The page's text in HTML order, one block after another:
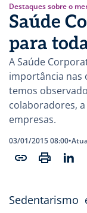
Destaques sobre o
Saúde
para
A Saúde
importância nas
temos
colaboradores,
empresas.
03/01/2015 08:00•
Sedentarismo